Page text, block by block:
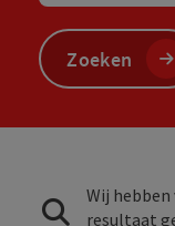
Zoeken
Wij
resultaat